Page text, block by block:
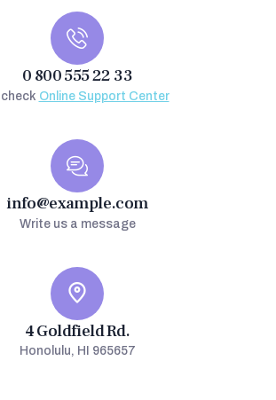
0 800 555 22 33
Online Support Center
info@example.com
Write us a message
4 Goldfield Rd.
Honolulu, HI 965657